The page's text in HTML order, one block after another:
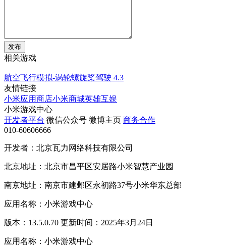
发布
相关游戏
航空飞行模拟-涡轮螺旋桨驾驶 4.3
友情链接
小米应用商店小米商城英雄互娱
小米游戏中心
开发者平台 微信公众号 微博主页 商务合作
010-60606666
开发者：北京瓦力网络科技有限公司
北京地址：北京市昌平区安居路小米智慧产业园
南京地址：南京市建邺区永初路37号小米华东总部
应用名称：小米游戏中心
版本：13.5.0.70 更新时间：2025年3月24日
应用名称：小米游戏中心